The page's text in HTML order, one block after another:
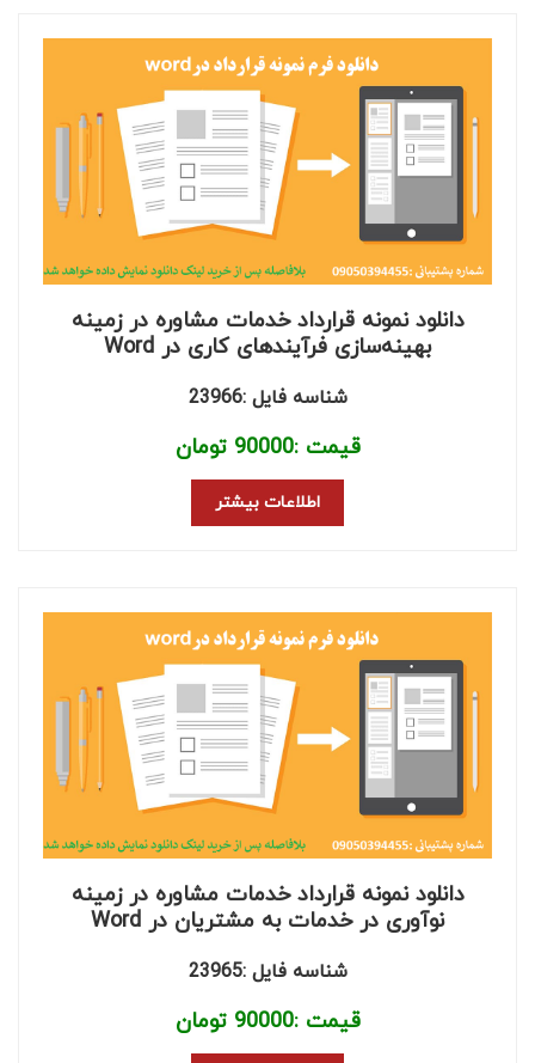
دانلود نمونه قرارداد خدمات مشاوره در زمینه
بهینه‌سازی فرآیندهای کاری در Word
شناسه فایل :23966
قیمت :90000 تومان
اطلاعات بیشتر
دانلود نمونه قرارداد خدمات مشاوره در زمینه
نوآوری در خدمات به مشتریان در Word
شناسه فایل :23965
قیمت :90000 تومان